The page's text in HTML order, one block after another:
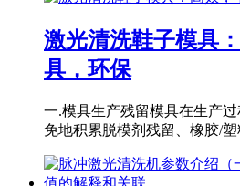
激光清洗鞋子模具
具，环保
一.模具生产残留模具在生产
免地积累脱模剂残留、橡胶/塑